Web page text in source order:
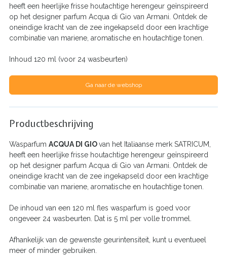
heeft een heerlijke frisse houtachtige herengeur geïnspireerd
op het designer parfum Acqua di Gio van Armani. Ontdek de
oneindige kracht van de zee ingekapseld door een krachtige
combinatie van mariene, aromatische en houtachtige tonen.
Inhoud 120 ml (voor 24 wasbeurten)
Ga naar de webshop
Productbeschrijving
Wasparfum ACQUA DI GIOvan het Italiaanse merk SATRICUM,
heeft een heerlijke frisse houtachtige herengeur geïnspireerd
op het designer parfum Acqua di Gio van Armani. Ontdek de
oneindige kracht van de zee ingekapseld door een krachtige
combinatie van mariene, aromatische en houtachtige tonen.
De inhoud van een 120 ml fles wasparfum is goed voor
ongeveer 24 wasbeurten. Dat is 5 ml per volle trommel.
Afhankelijk van de gewenste geurintensiteit, kunt u eventueel
meer of minder gebruiken.